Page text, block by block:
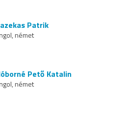
Patrik
német
Pető Katalin
német